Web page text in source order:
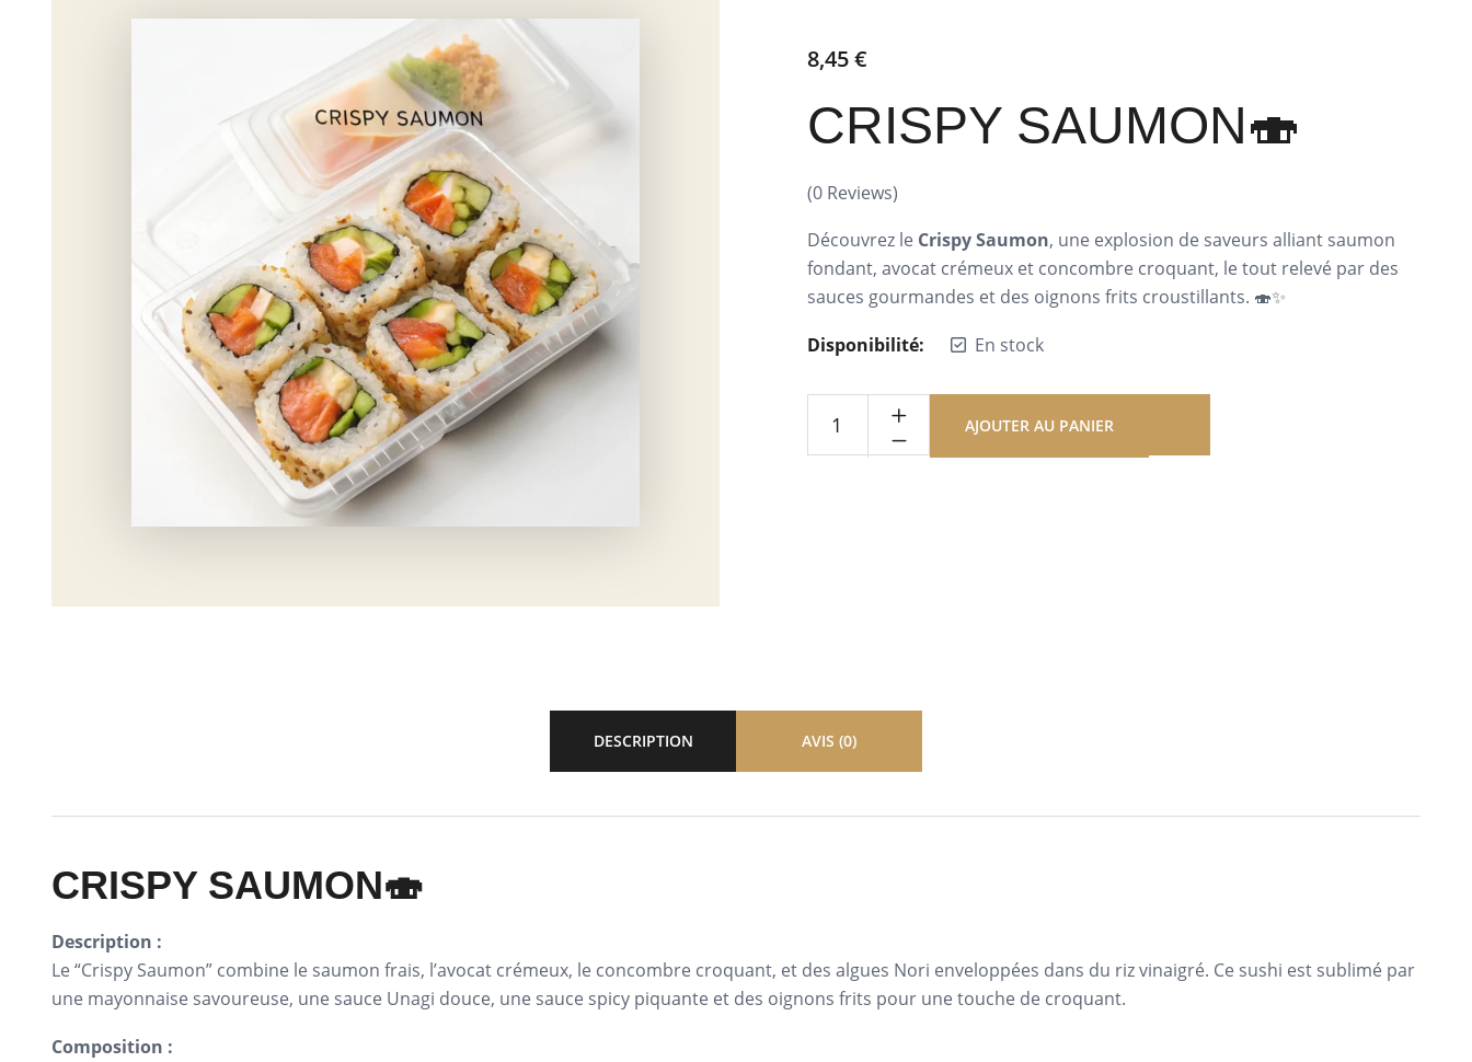
8,45€
CRISPY SAUMON🍣
(0 Reviews)
Découvrez le Crispy Saumon, une explosion de saveurs alliant saumon
fondant, avocat crémeux et concombre croquant, le tout relevé par des
sauces gourmandes et des oignons frits croustillants. 🍣✨
Disponibilité:
En stock
AJOUTER AU PANIER
DESCRIPTION AVIS (0)
CRISPY SAUMON🍣
Description :
Le “Crispy Saumon” combine le saumon frais, l’avocat crémeux, le concombre croquant, et des algues Nori enveloppées dans du riz vinaigré. Ce sushi est sublimé par
une mayonnaise savoureuse, une sauce Unagi douce, une sauce spicy piquante et des oignons frits pour une touche de croquant.
Composition :